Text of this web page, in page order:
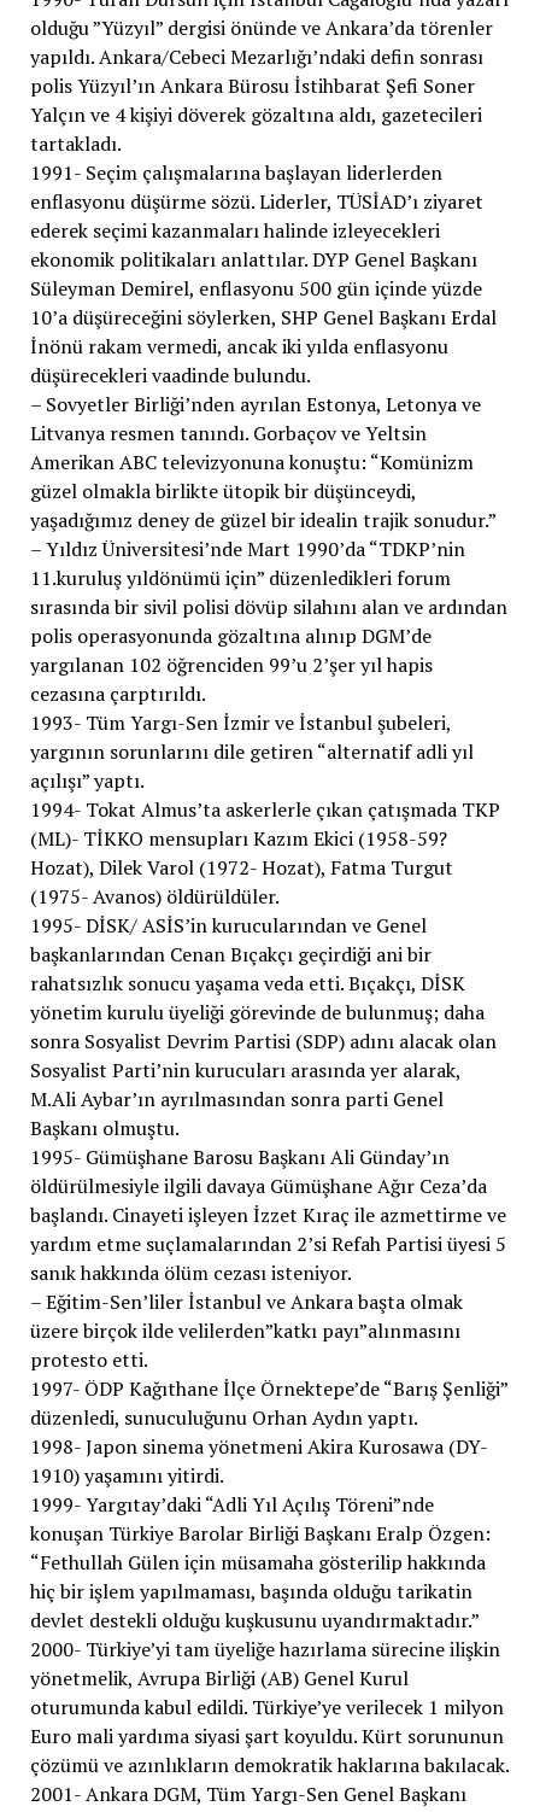
olduğu ”Yüzyıl” dergisi önünde ve Ankara’da törenler
yapıldı. Ankara/Cebeci Mezarlığı’ndaki defin sonrası
polis Yüzyıl’ın Ankara Bürosu İstihbarat Şefi Soner
Yalçın ve 4 kişiyi döverek gözaltına aldı, gazetecileri
tartakladı.
1991- Seçim çalışmalarına başlayan liderlerden
enflasyonu düşürme sözü. Liderler, TÜSİAD’ı ziyaret
ederek seçimi kazanmaları halinde izleyecekleri
ekonomik politikaları anlattılar. DYP Genel Başkanı
Süleyman Demirel, enflasyonu 500 gün içinde yüzde
10’a düşüreceğini söylerken, SHP Genel Başkanı Erdal
İnönü rakam vermedi, ancak iki yılda enflasyonu
düşürecekleri vaadinde bulundu.
– Sovyetler Birliği’nden ayrılan Estonya, Letonya ve
Litvanya resmen tanındı. Gorbaçov ve Yeltsin
Amerikan ABC televizyonuna konuştu: “Komünizm
güzel olmakla birlikte ütopik bir düşünceydi,
yaşadığımız deney de güzel bir idealin trajik sonudur.”
– Yıldız Üniversitesi’nde Mart 1990’da “TDKP’nin
11.kuruluş yıldönümü için” düzenledikleri forum
sırasında bir sivil polisi dövüp silahını alan ve ardından
polis operasyonunda gözaltına alınıp DGM’de
yargılanan 102 öğrenciden 99’u 2’şer yıl hapis
cezasına çarptırıldı.
1993- Tüm Yargı-Sen İzmir ve İstanbul şubeleri,
yargının sorunlarını dile getiren “alternatif adli yıl
açılışı” yaptı.
1994- Tokat Almus’ta askerlerle çıkan çatışmada TKP
(ML)- TİKKO mensupları Kazım Ekici (1958-59?
Hozat), Dilek Varol (1972- Hozat), Fatma Turgut
(1975- Avanos) öldürüldüler.
1995- DİSK/ ASİS’in kurucularından ve Genel
başkanlarından Cenan Bıçakçı geçirdiği ani bir
rahatsızlık sonucu yaşama veda etti. Bıçakçı, DİSK
yönetim kurulu üyeliği görevinde de bulunmuş; daha
sonra Sosyalist Devrim Partisi (SDP) adını alacak olan
Sosyalist Parti’nin kurucuları arasında yer alarak,
M.Ali Aybar’ın ayrılmasından sonra parti Genel
Başkanı olmuştu.
1995- Gümüşhane Barosu Başkanı Ali Günday’ın
öldürülmesiyle ilgili davaya Gümüşhane Ağır Ceza’da
başlandı. Cinayeti işleyen İzzet Kıraç ile azmettirme ve
yardım etme suçlamalarından 2’si Refah Partisi üyesi 5
sanık hakkında ölüm cezası isteniyor.
– Eğitim-Sen’liler İstanbul ve Ankara başta olmak
üzere birçok ilde velilerden”katkı payı”alınmasını
protesto etti.
1997- ÖDP Kağıthane İlçe Örnektepe’de “Barış Şenliği”
düzenledi, sunuculuğunu Orhan Aydın yaptı.
1998- Japon sinema yönetmeni Akira Kurosawa (DY-
1910) yaşamını yitirdi.
1999- Yargıtay’daki “Adli Yıl Açılış Töreni”nde
konuşan Türkiye Barolar Birliği Başkanı Eralp Özgen:
“Fethullah Gülen için müsamaha gösterilip hakkında
hiç bir işlem yapılmaması, başında olduğu tarikatin
devlet destekli olduğu kuşkusunu uyandırmaktadır.”
2000- Türkiye’yi tam üyeliğe hazırlama sürecine ilişkin
yönetmelik, Avrupa Birliği (AB) Genel Kurul
oturumunda kabul edildi. Türkiye’ye verilecek 1 milyon
Euro mali yardıma siyasi şart koyuldu. Kürt sorununun
çözümü ve azınlıkların demokratik haklarına bakılacak.
2001- Ankara DGM, Tüm Yargı-Sen Genel Başkanı